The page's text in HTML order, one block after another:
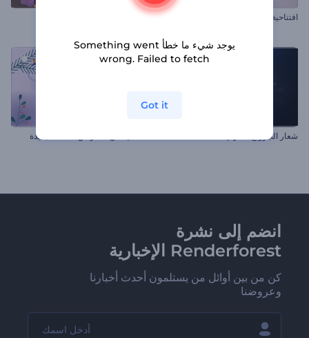
افتتاحية قلوب متساقطة بطاقة ليلة الكريسماس البريدية
شعار الجرونج الملهم افتتاحية مريحة لرأس السنة الجديدة
انضم إلى نشرة
Renderforest الإخبارية
كن من بين أوائل من يستلمون أحدث أخبارنا
وعروضنا
يوجد شيء ما خطأ Something went
wrong. Failed to fetch
Got it